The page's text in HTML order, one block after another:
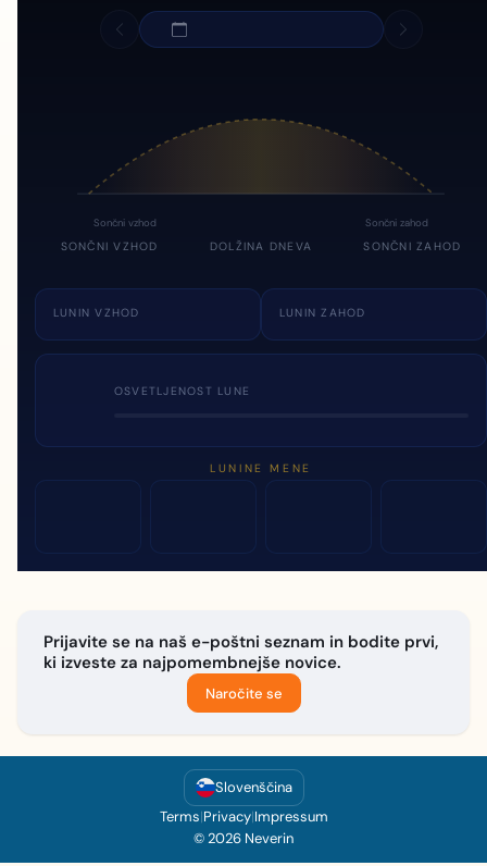
Sončni vzhod Sončni zahod
SONČNI VZHOD DOLŽINA DNEVA SONČNI ZAHOD
LUNIN VZHOD LUNIN ZAHOD
OSVETLJENOST LUNE
LUNINE MENE
Prijavite se na naš e-poštni seznam in bodite prvi,
ki izveste za najpomembnejše novice.
Naročite se
Slovenščina
Terms|Privacy|Impressum
© 2026 Neverin